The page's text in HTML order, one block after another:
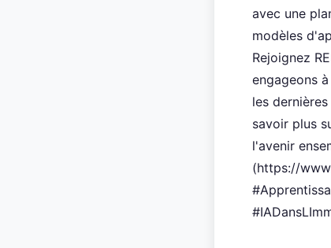
avec une
modèles
Rejoignez
engageons
les
savoir plus
l'avenir
(https://